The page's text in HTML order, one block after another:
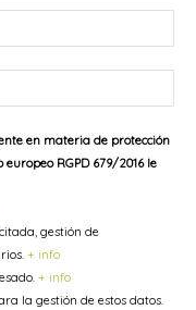
en materia de protección
RGPD 679/2016 le
gestión de
+ info
+ info
la gestión de estos datos.